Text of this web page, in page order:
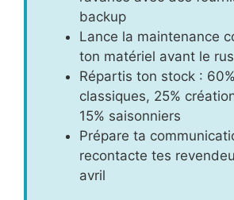
backup
Lance la maintenance
ton matériel avant le
Répartis ton stock :
classiques, 25%
15% saisonniers
Prépare ta
recontacte tes
avril